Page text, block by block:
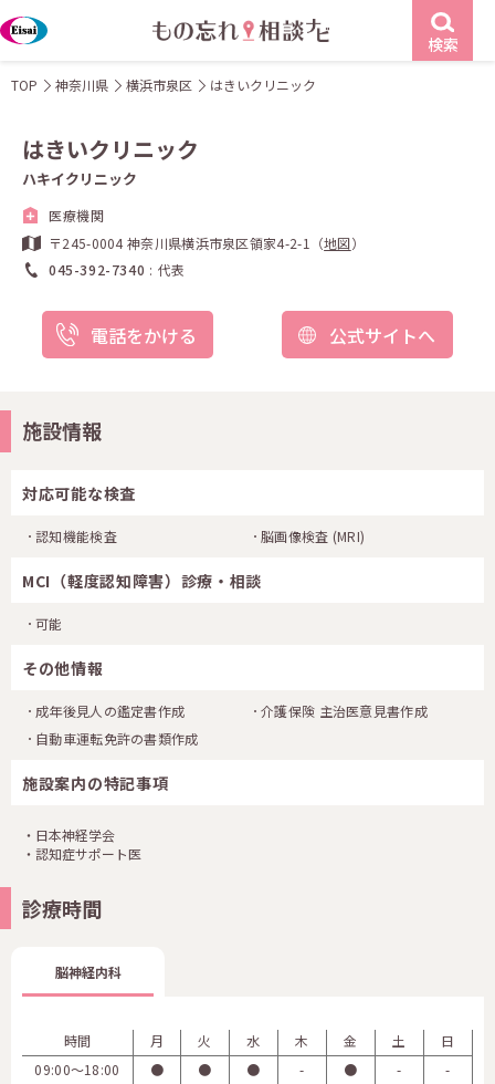
検索
TOP 神奈川県 横浜市泉区 はきいクリニック
はきいクリニック
ハキイクリニック
医療機関
〒245-0004 神奈川県横浜市泉区領家4-2-1（地図）
045-392-7340
代表
電話をかける 公式サイトへ
施設情報
対応可能な検査
認知機能検査 脳画像検査 (MRI)
MCI（軽度認知障害）診療・相談
可能
その他情報
成年後見人の鑑定書作成
介護保険 主治医意見書作成
自動車運転免許の書類作成
施設案内の特記事項
・日本神経学会
・認知症サポート医
診療時間
脳神経内科
時間 月 火 水 木 金 土
日
09:00〜18:00
● ● ● - ● -
-